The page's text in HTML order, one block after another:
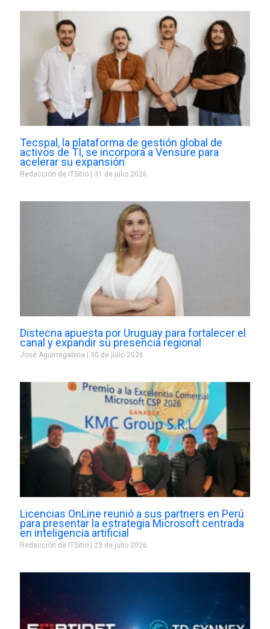
Tecspal, la plataforma de gestión global de
activos de TI, se incorpora a Vensure para
acelerar su expansión
Redacción de ITSitio 31 de julio 2026
Distecna apuesta por Uruguay para fortalecer el
canal y expandir su presencia regional
José Aguirregabiria 30 de julio 2026
Licencias OnLine reunió a sus partners en Perú
para presentar la estrategia Microsoft centrada
en inteligencia artificial
Redacción de ITSitio 23 de julio 2026